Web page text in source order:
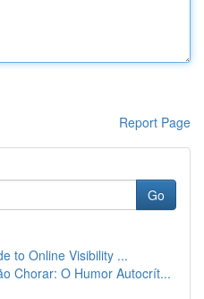
Report Page
Go
to Online Visibility ...
Chorar: O Humor Autocrít...